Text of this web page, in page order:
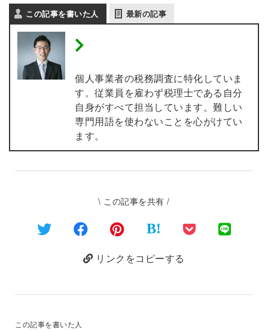
この記事を書いた人 最新の記事
個人事業者の税務調査に特化していま
す。従業員を雇わず税理士である自分
自身がすべて担当しています。難しい
専門用語を使わないことを心がけてい
ます。
\ この記事を共有 /
B!
リンクをコピーする
この記事を書いた人